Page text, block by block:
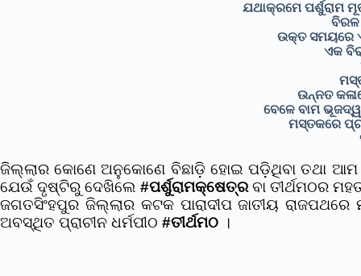
ଯଥାକ୍ରମେ ପର୍ଶୁରାମ
ବିରଳ
ଉକ୍ତ ସମୟରେ
ଏକ
ଉନ୍ନତ
ବେଳେ ବାମ
ମସ୍ତକରେ
ଜିଲ୍ଲାର କୋଣେ ଅନୁକୋଣେ ବିଛାଡ଼ି ହୋଇ ପଡ଼ିଥିବା ତଥା
ଯେଉଁ ଦୃଷ୍ଟିରୁ ଦେଖିଲେ #ପର୍ଶୁରାମକ୍ଷେତ୍ରବା ତୀର୍ଥମଠର
ଜଗତସିଂହପୁର ଜିଲ୍ଲାର କଟକ ପାରାଦୀପ ଜାତୀୟ
ଅବସ୍ଥିତ ପ୍ରାଚୀନ ଧର୍ମପୀଠ #ତୀର୍ଥମଠ ।